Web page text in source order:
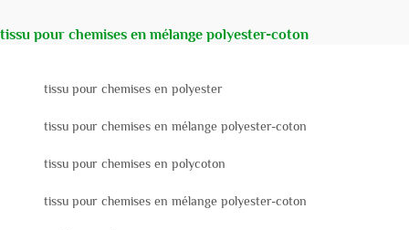
tissu pour chemises en mélange polyester-coton
tissu pour chemises en polyester
tissu pour chemises en mélange polyester-coton
tissu pour chemises en polycoton
tissu pour chemises en mélange polyester-coton